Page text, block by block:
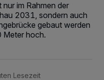
nur im Rahmen der
2031, sondern auch
gebaut werden
Meter hoch.
Lesezeit